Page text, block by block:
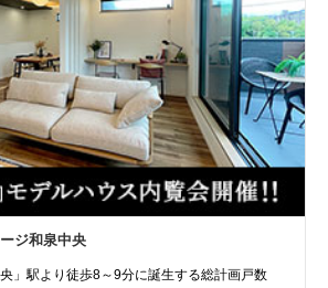
ジ和泉中央
」駅より徒歩8～9分に誕生する総計画戸数